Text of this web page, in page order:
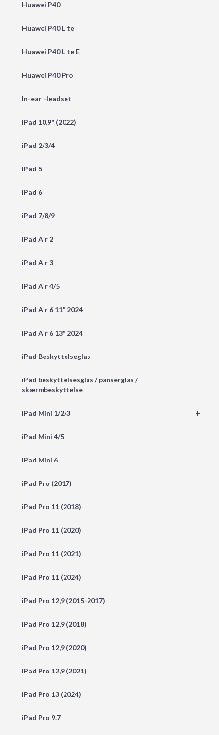
Huawei P40
Huawei P40 Lite
Huawei P40 Lite E
Huawei P40 Pro
In-ear Headset
iPad 10.9" (2022)
iPad 2/3/4
iPad 5
iPad 6
iPad 7/8/9
iPad Air 2
iPad Air 3
iPad Air 4/5
iPad Air 6 11" 2024
iPad Air 6 13" 2024
iPad Beskyttelseglas
iPad beskyttelsesglas / panserglas /
skærmbeskyttelse
+
iPad Mini 1/2/3
iPad Mini 4/5
iPad Mini 6
iPad Pro (2017)
iPad Pro 11 (2018)
iPad Pro 11 (2020)
iPad Pro 11 (2021)
iPad Pro 11 (2024)
iPad Pro 12,9 (2015-2017)
iPad Pro 12,9 (2018)
iPad Pro 12,9 (2020)
iPad Pro 12,9 (2021)
iPad Pro 13 (2024)
iPad Pro 9.7